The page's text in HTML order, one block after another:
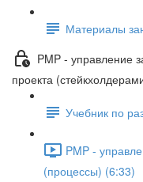
Материалы
PMP - управление
проекта
Учебник по
PMP -
(процессы) (6:33)